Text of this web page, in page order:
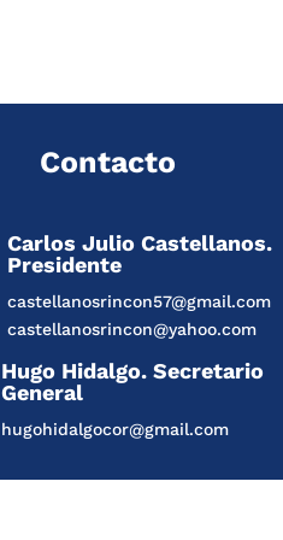
Contacto
Carlos Julio Castellanos.
Presidente
castellanosrincon57@gmail.com
castellanosrincon@yahoo.com
Hugo Hidalgo. Secretario
General
hugohidalgocor@gmail.com